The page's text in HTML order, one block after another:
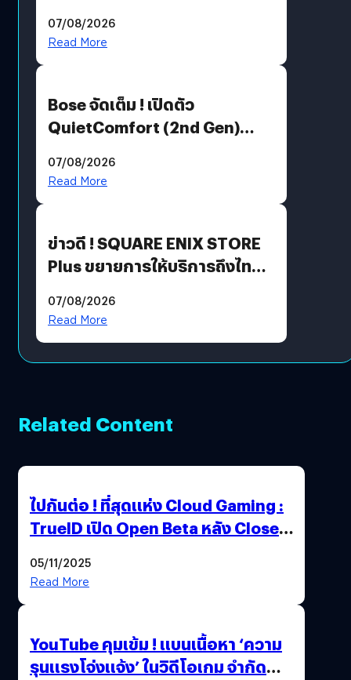
มีภาษาไทยด้วย
07/08/2026
Read More
Bose จัดเต็ม ! เปิดตัว
QuietComfort (2nd Gen)
07/08/2026
Read More
ข่าวดี ! SQUARE ENIX STORE
Plus ขยายการให้บริการถึงไทย
โดยตรง
07/08/2026
Read More
Related Content
ไปกันต่อ ! ที่สุดแห่ง Cloud Gaming :
TrueID เปิด Open Beta หลัง Close
Thailand Game Show 2025 ทะลุ 15
05/11/2025
Read More
YouTube คุมเข้ม ! แบนเนื้อหา ‘ความ
รุนแรงโจ่งแจ้ง’ ในวิดีโอเกม จำกัด